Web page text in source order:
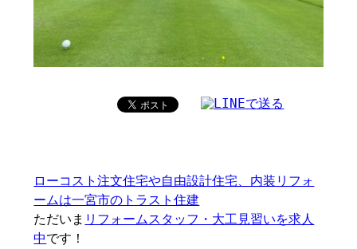
ローコスト注文住宅や自由設計住宅、内装リフォ
ームは一宮市のトラスト住建
ただいま リフォームスタッフ・大工見習いを求人
中です！